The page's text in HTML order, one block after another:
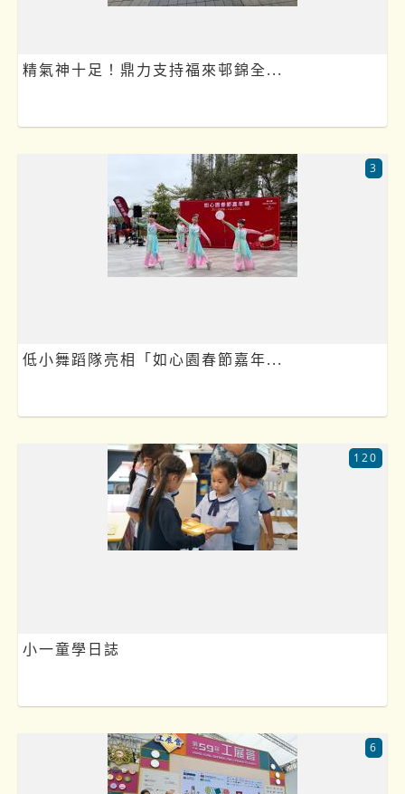
精氣神十足！鼎力支持福來邨錦全...
低小舞蹈隊亮相「如心園春節嘉年...
3
小一童學日誌
120
6